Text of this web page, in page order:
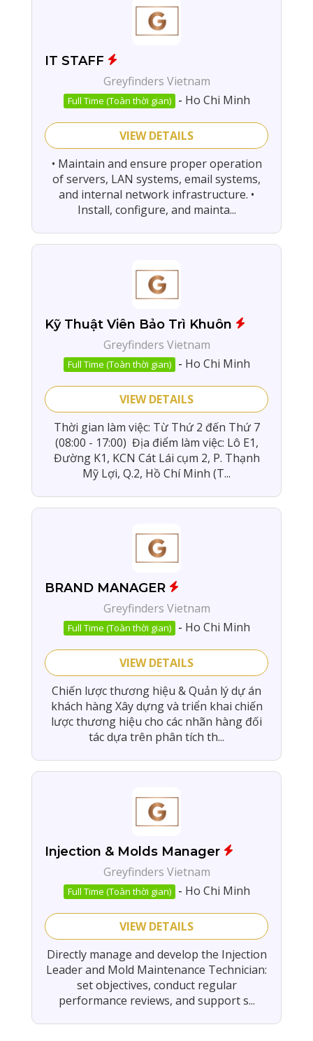
IT STAFF
Greyfinders Vietnam
Full Time (Toàn thời gian) - Ho Chi Minh
VIEW DETAILS
• Maintain and ensure proper operation
of servers, LAN systems, email systems,
and internal network infrastructure. •
Install, configure, and mainta...
Kỹ Thuật Viên Bảo Trì Khuôn
Greyfinders Vietnam
Full Time (Toàn thời gian) - Ho Chi Minh
VIEW DETAILS
Thời gian làm việc: Từ Thứ 2 đến Thứ 7
(08:00 - 17:00) Địa điểm làm việc: Lô E1,
Đường K1, KCN Cát Lái cụm 2, P. Thạnh
Mỹ Lợi, Q.2, Hồ Chí Minh (T...
BRAND MANAGER
Greyfinders Vietnam
Full Time (Toàn thời gian) - Ho Chi Minh
VIEW DETAILS
Chiến lược thương hiệu & Quản lý dự án
khách hàng Xây dựng và triển khai chiến
lược thương hiệu cho các nhãn hàng đối
tác dựa trên phân tích th...
Injection & Molds Manager
Greyfinders Vietnam
Full Time (Toàn thời gian) - Ho Chi Minh
VIEW DETAILS
Directly manage and develop the Injection
Leader and Mold Maintenance Technician:
set objectives, conduct regular
performance reviews, and support s...